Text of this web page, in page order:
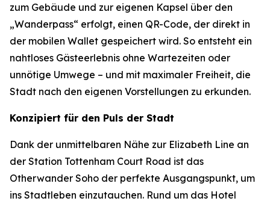
zum Gebäude und zur eigenen Kapsel über den
„Wanderpass“ erfolgt, einen QR-Code, der direkt in
der mobilen Wallet gespeichert wird. So entsteht ein
nahtloses Gästeerlebnis ohne Wartezeiten oder
unnötige Umwege – und mit maximaler Freiheit, die
Stadt nach den eigenen Vorstellungen zu erkunden.
Konzipiert für den Puls der Stadt
Dank der unmittelbaren Nähe zur Elizabeth Line an
der Station Tottenham Court Road ist das
Otherwander Soho der perfekte Ausgangspunkt, um
ins Stadtleben einzutauchen. Rund um das Hotel